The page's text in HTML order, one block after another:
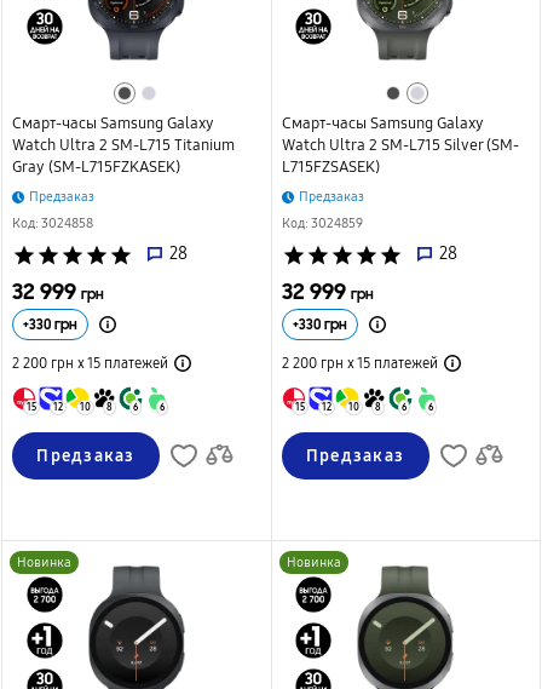
Смарт-часы Samsung Galaxy
Watch Ultra 2 SM-L715 Titanium
Gray (SM-L715FZKASEK)
Предзаказ
Код: 3024858
star star star star star 28
32 999 грн
+330 грн
2 200 грн х 15 платежей
15 12 10 8 6 6
Предзаказ
Смарт-часы Samsung Galaxy
Watch Ultra 2 SM-L715 Silver (SM-
L715FZSASEK)
Предзаказ
Код: 3024859
star star star star star 28
32 999 грн
+330грн
2 200 грн х 15платежей
15 12 10 8 6 6
Предзаказ
Новинка Новинка